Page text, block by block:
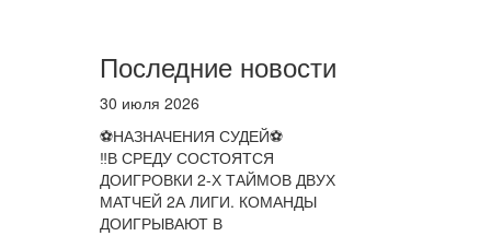
Последние новости
30 июля 2026
⚽НАЗНАЧЕНИЯ СУДЕЙ⚽
‼В СРЕДУ СОСТОЯТСЯ
ДОИГРОВКИ 2-Х ТАЙМОВ ДВУХ
МАТЧЕЙ 2А ЛИГИ. КОМАНДЫ
ДОИГРЫВАЮТ В